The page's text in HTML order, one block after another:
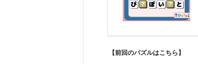
【前回のパズルはこちら】